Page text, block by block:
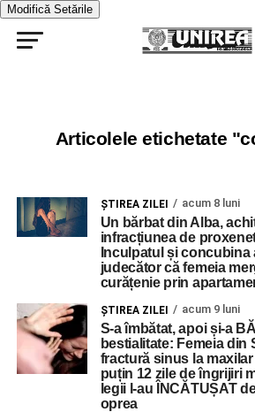
Modifică Setările
Articolele etichetate
ŞTIREA ZILEI acum 8 luni
Un bărbat din Alba,
infracțiunea de
Inculpatul și
judecător că femeia
curățenie prin
ŞTIREA ZILEI acum 9 luni
S-a îmbătat, apoi și-a
bestialitate: Femeia din
fractură sinus la
puțin 12 zile de îngrijiri
legii l-au ÎNCĂTUȘAT
oprea